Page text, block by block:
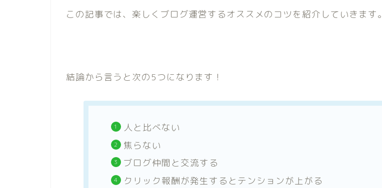
この記事では、楽しくブログ運営するオススメのコツを紹介していきます。
結論から言うと次の5つになります！
人と比べない
焦らない
ブログ仲間と交流する
クリック報酬が発生するとテンションが上がる